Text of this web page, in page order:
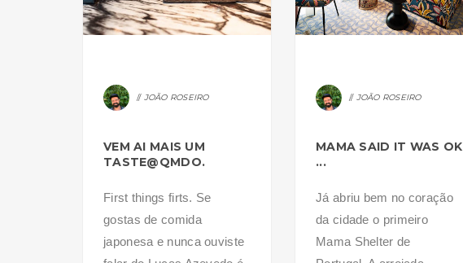
JOÃO ROSEIRO
VEM AI MAIS UM
TASTE@QMDO.
First things firts. Se
gostas de comida
japonesa e nunca ouviste
JOÃO ROSEIRO
MAMA SAID IT WAS OK
...
Já abriu bem no coração
da cidade o primeiro
Mama Shelter de